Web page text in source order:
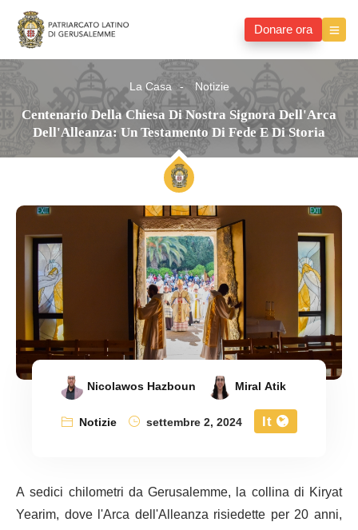
Donare ora
La Casa Notizie
Centenario Della Chiesa Di Nostra Signora Dell'Arca
Dell'Alleanza: Un Testamento Di Fede E Di Storia
Nicolawos Hazboun
Miral Atik
Notizie
settembre 2, 2024 It
A sedici chilometri da Gerusalemme, la collina di Kiryat
Yearim, dove l'Arca dell'Alleanza risiedette per 20 anni,